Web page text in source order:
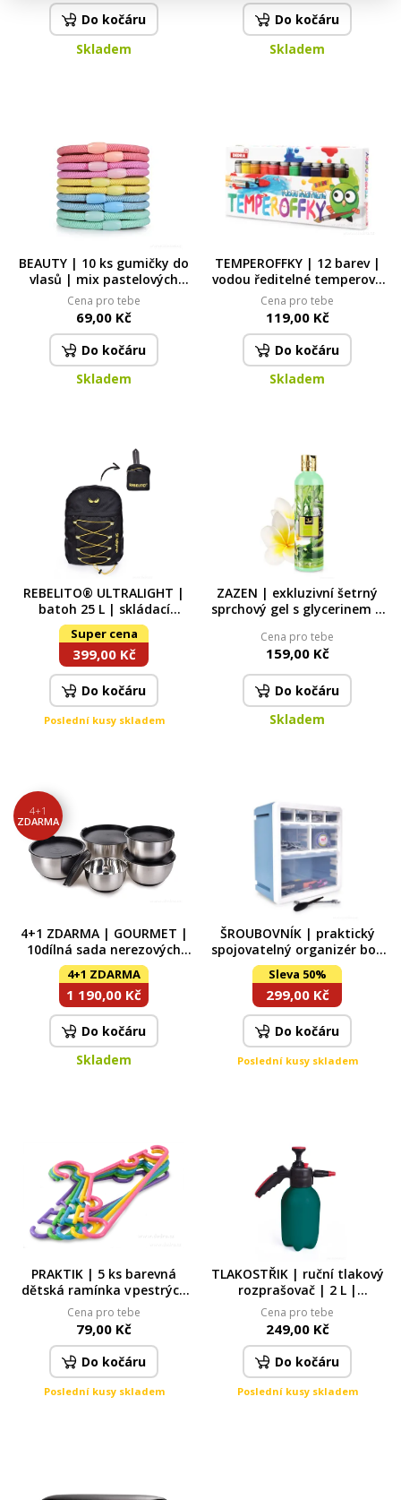
Do kočáru
Skladem
Do kočáru
Skladem
BEAUTY | 10 ks gumičky do
vlasů | mix pastelových
barev
Cena pro tebe
69,00 Kč
Do kočáru
Skladem
TEMPEROFFKY | 12 barev |
vodou ředitelné temperové
barvy | 12 × 12 ml
Cena pro tebe
119,00 Kč
Do kočáru
Skladem
REBELITO® ULTRALIGHT |
batoh 25 L | skládací
cestovní | pouze 220 g
Super cena
399,00 Kč
Do kočáru
Poslední kusy skladem
ZAZEN | exkluzivní šetrný
sprchový gel s glycerinem &
LEGENDS
Cena pro tebe
159,00 Kč
Do kočáru
Skladem
4+1
ZDARMA
4+1 ZDARMA | GOURMET |
10dílná sada nerezových
kynoucích mís s víky
4+1 ZDARMA
1 190,00 Kč
Do kočáru
Skladem
ŠROUBOVNÍK | praktický
spojovatelný organizér box
se 7 zásuvkami
Sleva 50%
299,00 Kč
Do kočáru
Poslední kusy skladem
PRAKTIK | 5 ks barevná
dětská ramínka v pestrých
barvách
Cena pro tebe
79,00 Kč
Do kočáru
Poslední kusy skladem
TLAKOSTŘIK | ruční tlakový
rozprašovač | 2 L |
postřikovač s nastavitelnou
tryskou
Cena pro tebe
249,00 Kč
Do kočáru
Poslední kusy skladem